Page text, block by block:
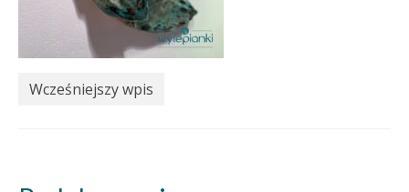
Wcześniejszy wpis